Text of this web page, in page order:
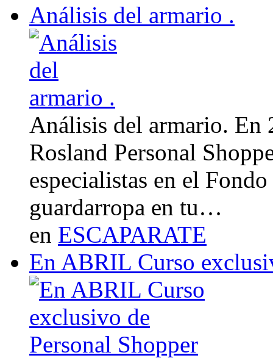
Análisis del armario .
Análisis del armario. En
Rosland Personal
especialistas en el
guardarropa en tu…
en ESCAPARATE
En ABRIL Curso